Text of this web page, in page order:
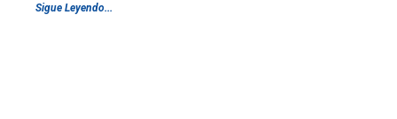
Sigue Leyendo...